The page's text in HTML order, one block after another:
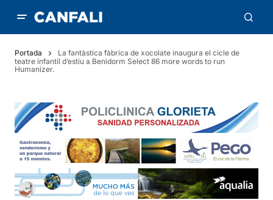
Portada
La fantàstica fàbrica de xocolate inaugura el cicle de
teatre infantil d’estiu a Benidorm Select 86 more words to run
Humanizer.